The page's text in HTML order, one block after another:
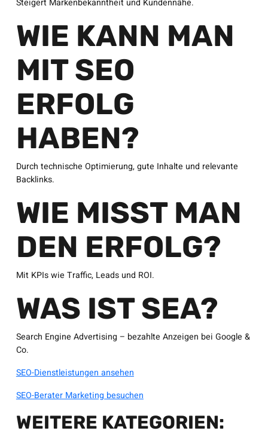
Steigert Markenbekanntheit und Kundennähe.
WIE KANN MAN
MIT SEO
ERFOLG
HABEN?
Durch technische Optimierung, gute Inhalte und relevante
Backlinks.
WIE MISST MAN
DEN ERFOLG?
Mit KPIs wie Traffic, Leads und ROI.
WAS IST SEA?
Search Engine Advertising – bezahlte Anzeigen bei Google &
Co.
SEO-Dienstleistungen ansehen
SEO-Berater Marketing besuchen
WEITERE KATEGORIEN: